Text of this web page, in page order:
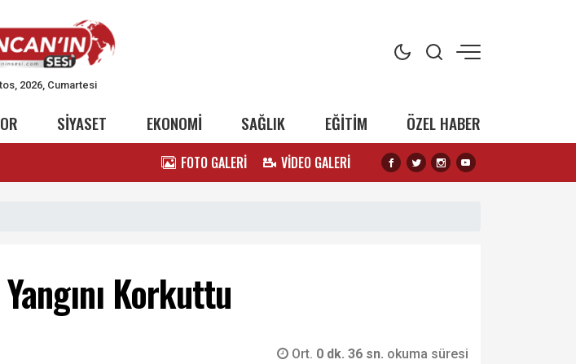
2026, Cumartesi
SİYASET EKONOMİ SAĞLIK EĞİTİM ÖZEL HABER
FOTO GALERİ VİDEO GALERİ
Korkuttu
Ort. 0 dk. 36 sn. okuma süresi